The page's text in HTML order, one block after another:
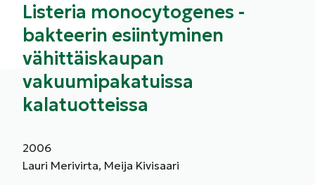
Listeria monocytogenes -
bakteerin esiintyminen
vähittäiskaupan
vakuumipakatuissa
kalatuotteissa
2006
Lauri Merivirta, Meija Kivisaari